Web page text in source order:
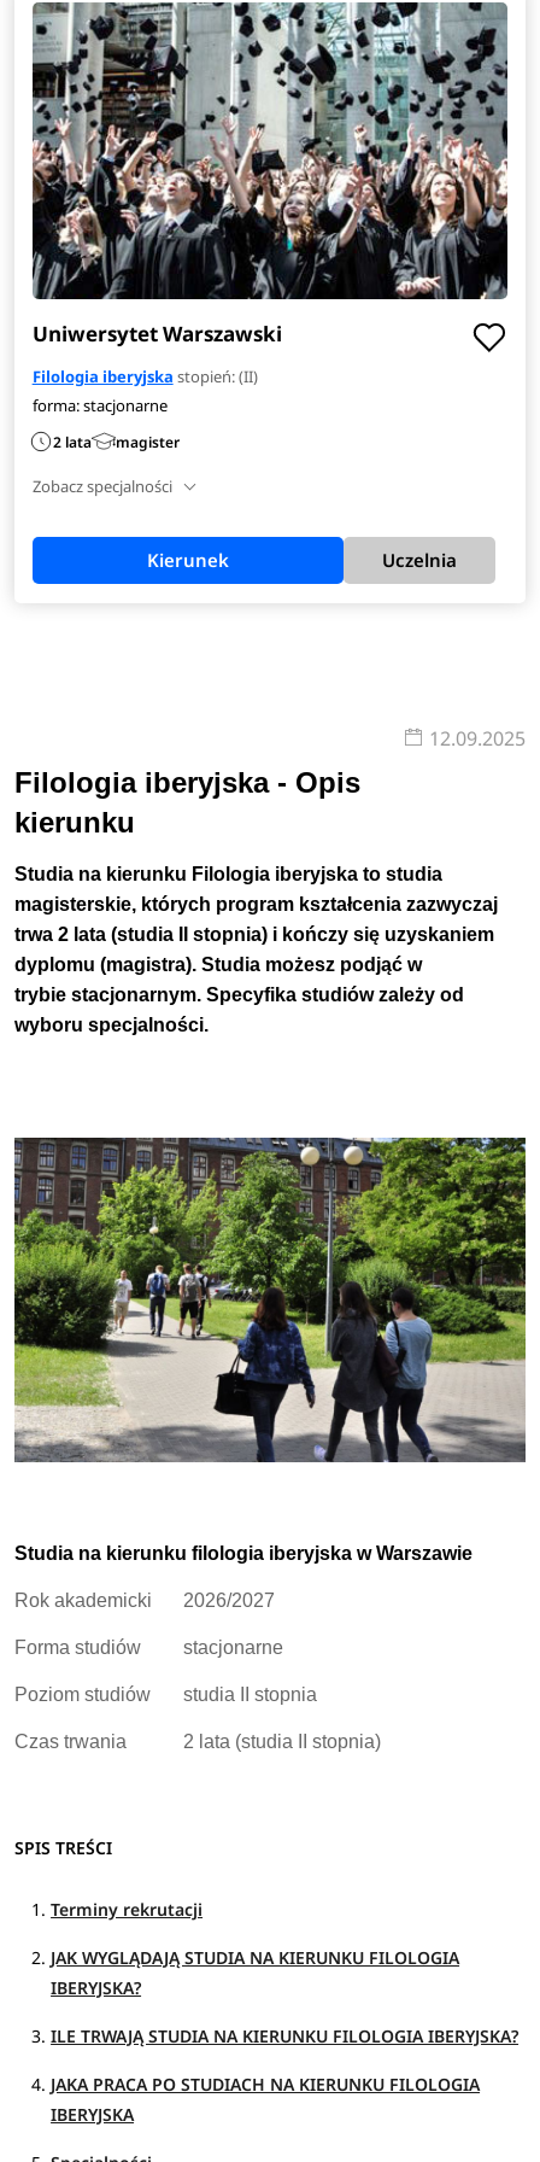
lektoratach. Ostateczna decyzja o ścieżce zawodowej
zależy od umiejętności i zainteresowań nabytych podczas
nauki. Ponadto, niektórzy absolwenci wybierają rozwijanie
swojej kariery w międzynarodowych firmach jako
copywriterzy, wykorzystując swoje umiejętności językowe
zdobyte podczas nauki na studiach.Zobaczpełen opis
kierunku>
Uniwersytet Warszawski
Filologia iberyjska stopień: (II)
forma: stacjonarne
2 lata magister
Zobacz specjalności
Kierunek Uczelnia
12.09.2025
Filologia iberyjska - Opis
kierunku
Studia na kierunku Filologia iberyjska to studia
magisterskie, których program kształcenia zazwyczaj
trwa 2 lata (studia II stopnia) i kończy się uzyskaniem
dyplomu (magistra). Studia możesz podjąć w
trybie stacjonarnym. Specyfika studiów zależy od
wyboru specjalności.
Studia na kierunku filologia iberyjska w Warszawie
Rok akademicki 2026/2027
Forma studiów stacjonarne
Poziom studiów studia II stopnia
Czas trwania 2 lata (studia II stopnia)
SPIS TREŚCI
Terminy rekrutacji
JAK WYGLĄDAJĄ STUDIA NA KIERUNKU FILOLOGIA
IBERYJSKA?
ILE TRWAJĄ STUDIA NA KIERUNKU FILOLOGIA IBERYJSKA?
JAKA PRACA PO STUDIACH NA KIERUNKU FILOLOGIA
IBERYJSKA